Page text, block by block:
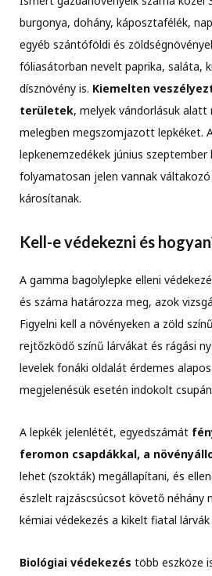
burgonya, dohány, káposztafélék,
egyéb szántóföldi és
fóliasátorban nevelt paprika, saláta,
dísznövény is. Kiemelten
területek, melyek vándorlásuk
melegben megszomjazott lepkéket.
lepkenemzedékek június
folyamatosan jelen vannak
károsítanak.
Kell-e védekezni és
A gamma bagolylepke elleni
és száma határozza meg, azok
Figyelni kell a növényeken a zöld
rejtőzködő színű lárvákat és rágási
levelek fonáki oldalát érdemes
megjelenésük esetén indokolt
A lepkék jelenlétét, egyedszámát
feromon csapdákkal, a
lehet (szokták) megállapítani, és
észlelt rajzáscsúcsot követő néhány
kémiai védekezés a kikelt fiatal lárvák
Biológiai védekezés több eszköze